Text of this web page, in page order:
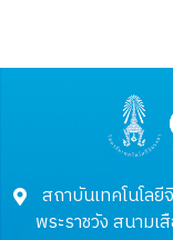
สถาบันเทคโนโล
พระราชวัง สนาม